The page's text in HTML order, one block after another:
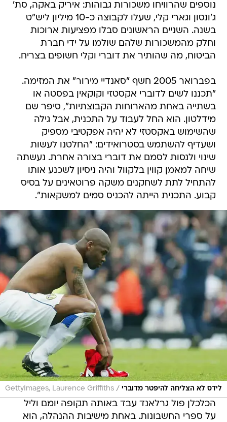
נוספים שהרוויחו משכורות גבוהות: איריק באקה, סת'
ג'ונסון וגארי קלי, שעלו לקבוצה כ-10 מיליון ליש"ט
בשנה. השניים הראשונים סבלו מפציעות ארוכות
וחלק מהמשכורות שלהם שולמו על ידי חברת
הביטוח, מה שהותיר את דוברי וקלי חשופים בצריח.
בפברואר 2005 חשף "סאנדיי מירור" את המזימה.
"תכננו לשים לדוברי אקסטזי וקוקאין בפסטה או
בשתייה באחת מהארוחות הקבוצתיות", סיפר שם
מידלטון. הוא החל לעבוד על התכנית, אבל גילה
שהשימוש באקסטזי לא יהיה אפקטיבי מספיק
ושעדיף להשתמש בסטרואידים: "החלטנו לעשות
שינוי ולנסות לסמם את דוברי בצורה אחרת. נעשתה
שיחה למאמן קווין בלקוול והיה ניסיון לשכנע אותו
להתחיל לתת לשחקנים משקה פרוטאינים על בסיס
קבוע. התכנית הייתה להכניס סמים למשקאות".
לידס לא הצליחה להיפטר מדוברי /
GettyImages, Laurence Griffiths
הכלכלן פול גרלאנד עבד באותה תקופה יומם וליל
על ספרי החשבונות. באחת מישיבות ההנהלה, הוא